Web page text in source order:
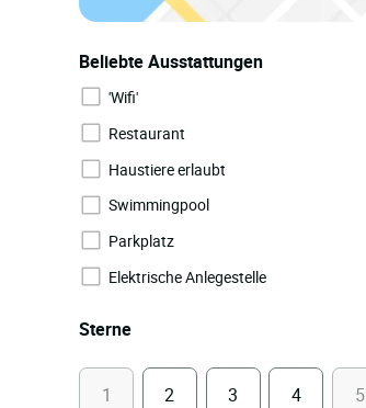
Beliebte Ausstattungen
'Wifi'
Restaurant
Haustiere erlaubt
Swimmingpool
Parkplatz
Elektrische Anlegestelle
Sterne
1 2 3 4 5